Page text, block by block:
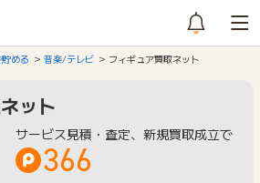
める 音楽/テレビ フィギュア買取ネット
ット
サービス見積・査定、新規買取成立で
366